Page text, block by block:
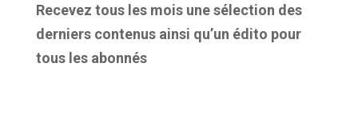
Recevez tous les mois une sélection des
derniers contenus ainsi qu’un édito pour
tous les abonnés